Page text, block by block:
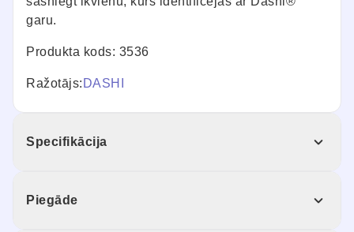
garu.
Produkta kods: 3536
Ražotājs: DASHI
Specifikācija
Piegāde